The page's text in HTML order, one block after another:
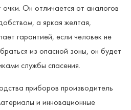
Он отличается от аналогов
а яркая желтая,
гарантией, если человек не
из опасной зоны, он будет
службы спасения.
приборов производитель
и инновационные